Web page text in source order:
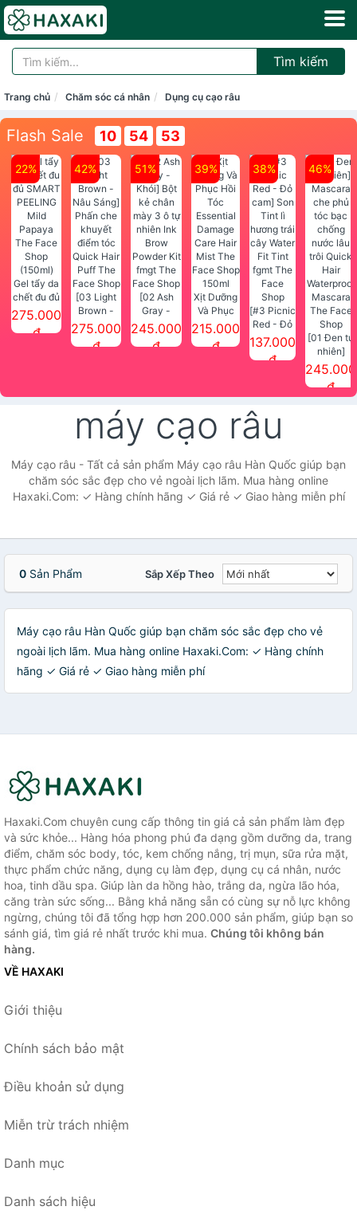
Tìm kiếm
Trang chủ Chăm sóc cá nhân Dụng cụ cạo râu
Flash Sale 10 54 53
22%
Gel tẩy da
chết đu đủ
SMART
PEELING
275.000
đ
42%
[03 Light
Brown -
Nâu Sáng]
Phấn che
275.000
đ
51%
[02 Ash
Gray -
Khói] Bột
kẻ chân
Face Shop
245.000
đ
39%
Xịt Dưỡng
Và Phục
Hồi Tóc
Essential
215.000
đ
38%
[#3 Picnic
Red - Đỏ
cam] Son
Face
Shop
137.000
đ
46%
[01 Đen tự
nhiên]
Mascara
che phủ
Waterproof
Mascara
The Face
Shop
245.000
đ
máy cạo râu
Máy cạo râu - Tất cả sản phẩm Máy cạo râu Hàn Quốc giúp bạn
chăm sóc sắc đẹp cho vẻ ngoài lịch lãm. Mua hàng online
Haxaki.Com: ✓ Hàng chính hãng ✓ Giá rẻ ✓ Giao hàng miễn phí
0 Sản Phẩm Sắp Xếp Theo
Máy cạo râu Hàn Quốc giúp bạn chăm sóc sắc đẹp cho vẻ
ngoài lịch lãm. Mua hàng online Haxaki.Com: ✓ Hàng chính
hãng ✓ Giá rẻ ✓ Giao hàng miễn phí
Haxaki.Com chuyên cung cấp thông tin giá cả sản phẩm làm đẹp
và sức khỏe... Hàng hóa phong phú đa dạng gồm dưỡng da, trang
điểm, chăm sóc body, tóc, kem chống nắng, trị mụn, sữa rửa mặt,
thực phẩm chức năng, dụng cụ làm đẹp, dụng cụ cá nhân, nước
hoa, tinh dầu spa. Giúp làn da hồng hào, trắng da, ngừa lão hóa,
căng tràn sức sống... Bằng khả năng sẵn có cùng sự nỗ lực không
ngừng, chúng tôi đã tổng hợp hơn 200.000 sản phẩm, giúp bạn so
sánh giá, tìm giá rẻ nhất trước khi mua. Chúng tôi không bán
hàng.
VỀ HAXAKI
Giới thiệu
Chính sách bảo mật
Điều khoản sử dụng
Miễn trừ trách nhiệm
Danh mục
Danh sách hiệu